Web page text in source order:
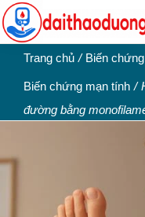
Skip
to
WEBSITE
DAITHAODUONG.COM
Kiến
bệnh
Trang chủ / Biến
Biến chứng mạn tính /
đường bằng